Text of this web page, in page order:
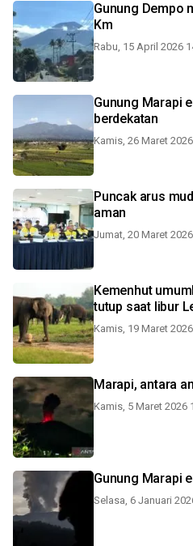
Gunung Dempo
Km
Rabu, 15 April 2026
Gunung Marapi
berdekatan
Kamis, 26 Maret
Puncak arus
aman
Jumat, 20 Maret
Kemenhut
tutup saat libur
Kamis, 19 Maret
Marapi, antara
Kamis, 5 Maret 2026
Gunung Marapi
Selasa, 6 Januari